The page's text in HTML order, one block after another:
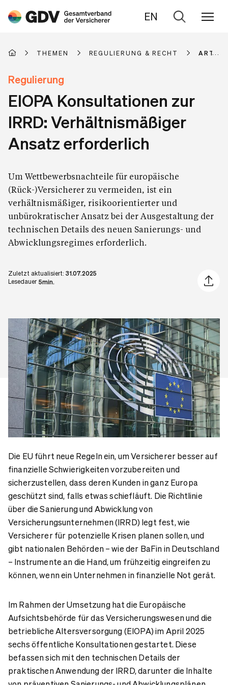
EN
Zur
THEMEN REGULIERUNG & RECHT
Regulierung
EIOPA Konsultationen zur
IRRD: Verhältnismäßiger
Ansatz erforderlich
Um Wettbewerbsnachteile für europäische
(Rück-)Versicherer zu vermeiden, ist ein
verhältnismäßiger, risikoorientierter und
unbürokratischer Ansatz bei der Ausgestaltung der
technischen Details des neuen Sanierungs- und
Abwicklungsregimes erforderlich.
Zuletzt aktualisiert: 31.07.2025
Lesedauer 5min.
Artikel
Die EU führt neue Regeln ein, um Versicherer besser auf
finanzielle Schwierigkeiten vorzubereiten und
sicherzustellen, dass deren Kunden in ganz Europa
geschützt sind, falls etwas schiefläuft. Die Richtlinie
über die Sanierung und Abwicklung von
Versicherungsunternehmen (IRRD) legt fest, wie
Versicherer für potenzielle Krisen planen sollen, und
gibt nationalen Behörden – wie der BaFin in Deutschland
– Instrumente an die Hand, um frühzeitig eingreifen zu
können, wenn ein Unternehmen in finanzielle Not gerät.
Im Rahmen der Umsetzung hat die Europäische
Aufsichtsbehörde für das Versicherungswesen und die
betriebliche Altersversorgung (EIOPA) im April 2025
sechs öffentliche Konsultationen gestartet. Diese
befassen sich mit den technischen Details der
praktischen Anwendung der IRRD, darunter die Inhalte